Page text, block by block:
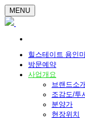
MENU
힐스테이트 용인
방문예약
사업개요
브랜드소개
조감도/투
분양가
현장위치